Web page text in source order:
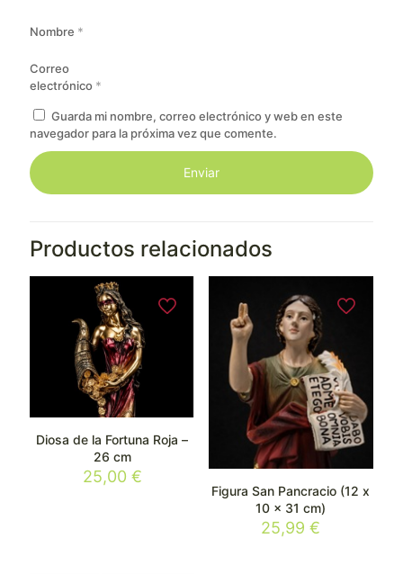
Nombre *
Correo
electrónico *
Guarda mi nombre, correo electrónico y web en este
navegador para la próxima vez que comente.
Productos relacionados
Diosa de la Fortuna Roja –
26 cm
25,00 €
Figura San Pancracio (12 x
10 x 31 cm)
25,99€